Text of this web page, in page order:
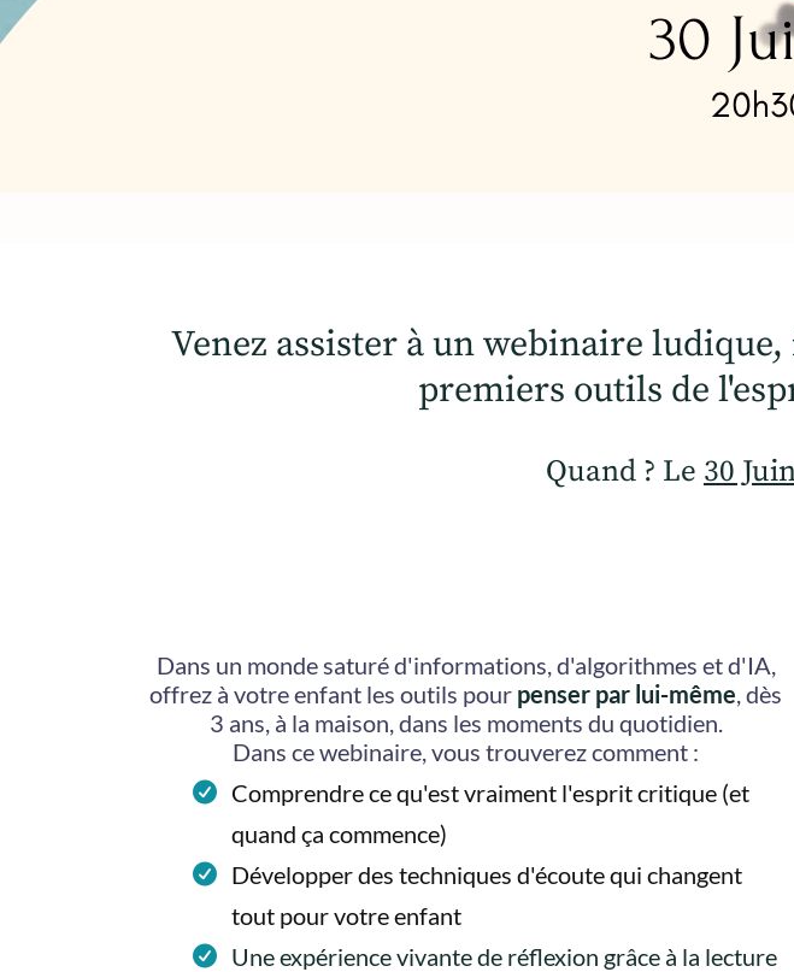
Venez assister à un webinaire
premiers outils de
Quand ? Le 30
Dans un monde saturé d'informations, d'algorithmes et d'IA,
offrez à votre enfant les outils pour penser par lui-même, dès
3 ans, à la maison, dans les moments du quotidien.
Dans ce webinaire, vous trouverez comment :
Comprendre ce qu'est vraiment l'esprit critique (et
quand ça commence)
Développer des techniques d'écoute qui changent
tout pour votre enfant
Une expérience vivante de réflexion grâce à la lecture